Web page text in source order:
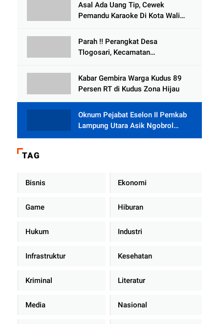
Selewengkan Bantuan Mushola
Asal Ada Uang Tip, Cewek
Pemandu Karaoke Di Kota Wali
Parah !! Perangkat Desa
Tlogosari, Kecamatan
Rumah dari BAZNAS
Kabar Gembira Warga Kudus 89
Persen RT di Kudus Zona Hijau
Oknum Pejabat Eselon II Pemkab
Lampung Utara Asik Ngobrol
Dengan Teman Kencan Wanitanya
TAG
Bisnis Ekonomi
Game Hiburan
Hukum Industri
Infrastruktur Kesehatan
Kriminal Literatur
Media Nasional